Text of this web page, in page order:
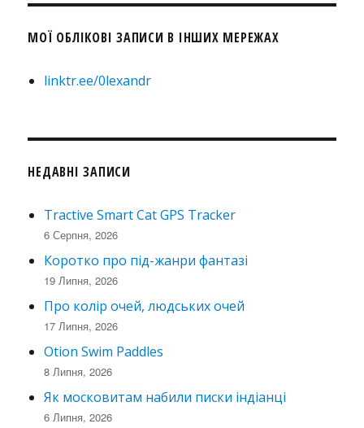
МОЇ ОБЛІКОВІ ЗАПИСИ В ІНШИХ МЕРЕЖАХ
linktr.ee/0lexandr
НЕДАВНІ ЗАПИСИ
Tractive Smart Cat GPS Tracker
6 Серпня, 2026
Коротко про під-жанри фантазі
19 Липня, 2026
Про колір очей, людських очей
17 Липня, 2026
Otion Swim Paddles
8 Липня, 2026
Як московитам набили писки індіанці
6 Липня, 2026